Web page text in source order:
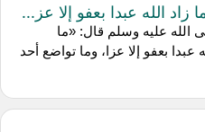
الله عبدا بعفو إلا عز...
الله عليه وسلم قال: «ما
بعفو إلا عزا، وما تواضع أحد